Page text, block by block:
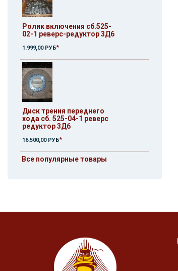
Ролик включения сб.525-
02-1 реверс-редуктор 3Д6
1.999,00 РУБ*
Диск трения переднего
хода сб. 525-04-1 реверс
редуктор 3Д6
16.500,00 РУБ*
Все популярные товары